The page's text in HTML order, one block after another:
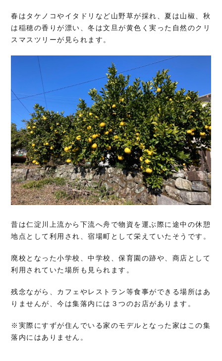
春はタケノコやイタドリなど山野草が採れ、夏は山椒、秋
は稲穂の香りが漂い、冬は文旦が黄色く実った自然のクリ
スマスツリーが見られます。
昔は仁淀川上流から下流へ舟で物資を運ぶ際に途中の休憩
地点として利用され、宿場町として栄えていたそうです。
廃校となった小学校、中学校、保育園の跡や、商店として
利用されていた場所も見られます。
残念ながら、カフェやレストラン等食事ができる場所はあ
りませんが、今は集落内には３つのお店があります。
※実際にすずが住んでいる家のモデルとなった家はこの集
落内にはありません。